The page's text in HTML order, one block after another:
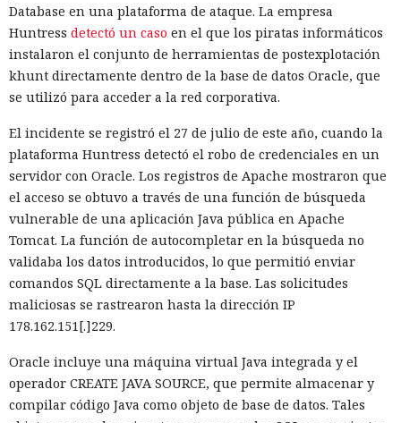
Database en una plataforma de ataque. La empresa
Huntress detectó un caso en el que los piratas informáticos
instalaron el conjunto de herramientas de postexplotación
khunt directamente dentro de la base de datos Oracle, que
se utilizó para acceder a la red corporativa.
El incidente se registró el 27 de julio de este año, cuando la
plataforma Huntress detectó el robo de credenciales en un
servidor con Oracle. Los registros de Apache mostraron que
el acceso se obtuvo a través de una función de búsqueda
vulnerable de una aplicación Java pública en Apache
Tomcat. La función de autocompletar en la búsqueda no
validaba los datos introducidos, lo que permitió enviar
comandos SQL directamente a la base. Las solicitudes
maliciosas se rastrearon hasta la dirección IP
178.162.151[.]229.
Oracle incluye una máquina virtual Java integrada y el
operador CREATE JAVA SOURCE, que permite almacenar y
compilar código Java como objeto de base de datos. Tales